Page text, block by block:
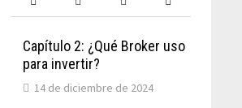
Capítulo 2: ¿Qué Broker uso
para invertir?
14 de diciembre de 2024